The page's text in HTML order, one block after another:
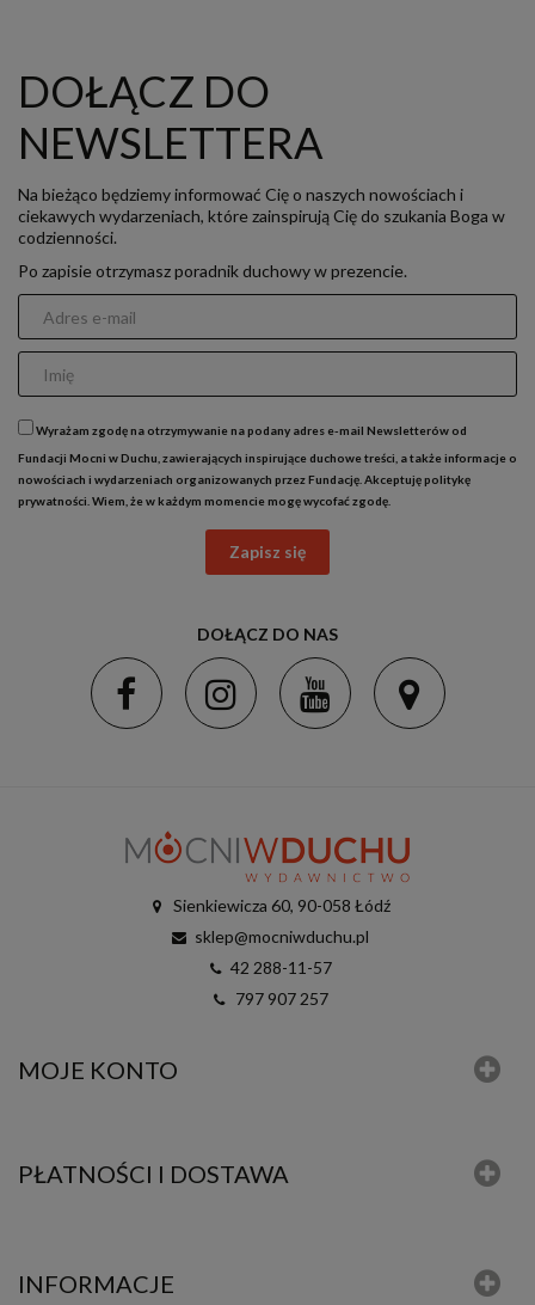
DOŁĄCZ DO
NEWSLETTERA
Na bieżąco będziemy informować Cię o naszych nowościach i
ciekawych wydarzeniach, które zainspirują Cię do szukania Boga w
codzienności.
Po zapisie otrzymasz poradnik duchowy w prezencie.
Wyrażam zgodę na otrzymywanie na podany adres e-mail Newsletterów od
Fundacji Mocni w Duchu, zawierających inspirujące duchowe treści, a także informacje o
nowościach i wydarzeniach organizowanych przez Fundację. Akceptujępolitykę
prywatności . Wiem, że w każdym momencie mogę wycofać zgodę.
Zapisz się
DOŁĄCZ DO NAS
Sienkiewicza 60, 90-058 Łódź
sklep@mocniwduchu.pl
42 288-11-57
797 907 257
MOJE KONTO
PŁATNOŚCI I DOSTAWA
INFORMACJE